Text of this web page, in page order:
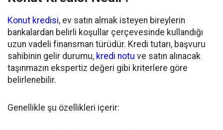
Konut kredisi, ev satın almak isteyen bireylerin
bankalardan belirli koşullar çerçevesinde kullandığı
uzun vadeli finansman türüdür. Kredi tutarı, başvuru
sahibinin gelir durumu, kredi notu ve satın alınacak
taşınmazın ekspertiz değeri gibi kriterlere göre
belirlenebilir.
Genellikle şu özellikleri içerir: